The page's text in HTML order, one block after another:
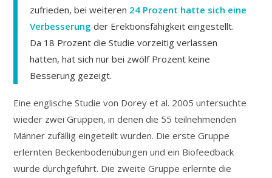
zufrieden, bei weiteren 24 Prozent hatte sich eine
Verbesserung der Erektionsfähigkeit eingestellt.
Da 18 Prozent die Studie vorzeitig verlassen
hatten, hat sich nur bei zwölf Prozent keine
Besserung gezeigt.
Eine englische Studie von Dorey et al. 2005 untersuchte
wieder zwei Gruppen, in denen die 55 teilnehmenden
Männer zufällig eingeteilt wurden. Die erste Gruppe
erlernten Beckenbodenübungen und ein Biofeedback
wurde durchgeführt. Die zweite Gruppe erlernte die